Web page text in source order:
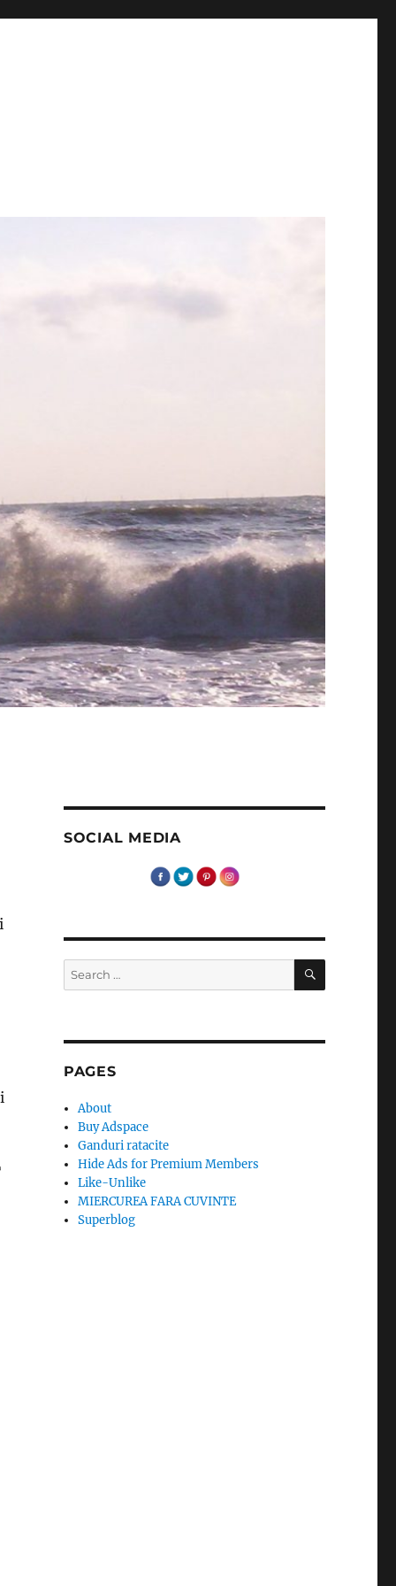
SOCIAL MEDIA
Search
for:
SEARCH
PAGES
About
Buy Adspace
Ganduri ratacite
Hide Ads for Premium Members
Like-Unlike
MIERCUREA FARA CUVINTE
Superblog